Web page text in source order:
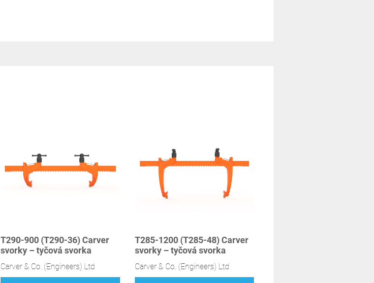
T290-900 (T290-36) Carver
svorky – tyčová svorka
Carver & Co. (Engineers) Ltd
T285-1200 (T285-48) Carver
svorky – tyčová svorka
Carver & Co. (Engineers) Ltd